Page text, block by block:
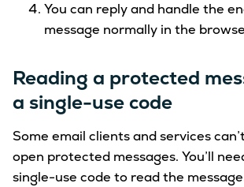
You can reply and handle the
message normally in the
Reading a protected
a single-use code
Some email clients and services
open protected messages. You’ll
single-use code to read the